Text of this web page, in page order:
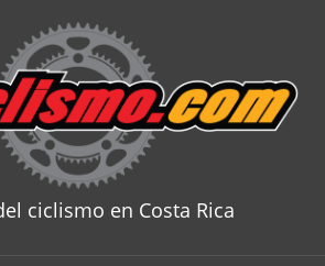
ciclismo en Costa Rica